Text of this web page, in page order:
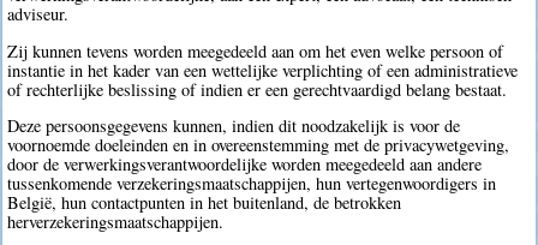
adviseur.
Zij kunnen tevens worden meegedeeld aan om het even welke persoon of
instantie in het kader van een wettelijke verplichting of een administratieve
of rechterlijke beslissing of indien er een gerechtvaardigd belang bestaat.
Deze persoonsgegevens kunnen, indien dit noodzakelijk is voor de
voornoemde doeleinden en in overeenstemming met de privacywetgeving,
door de verwerkingsverantwoordelijke worden meegedeeld aan andere
tussenkomende verzekeringsmaatschappijen, hun vertegenwoordigers in
België, hun contactpunten in het buitenland, de betrokken
herverzekeringsmaatschappijen.